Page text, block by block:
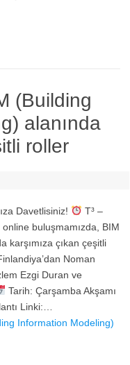
(Building
alanında
roller
Davetlisiniz!
T³ –
buluşmamızda, BIM
karşımıza çıkan çeşitli
Noman
Ezgi Duran ve
Tarih: Çarşamba Akşamı
Linki:…
Information Modeling)